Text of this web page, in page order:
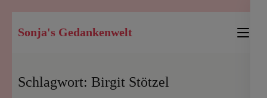
Inhalt
drücken)
Sonja's Gedankenwelt
Schlagwort: Birgit Stötzel